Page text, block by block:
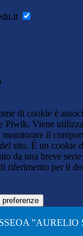
di cookie è
Piwik. Viene
il
sito. È un cookie
da una breve
riferimento per il
"AURELIO